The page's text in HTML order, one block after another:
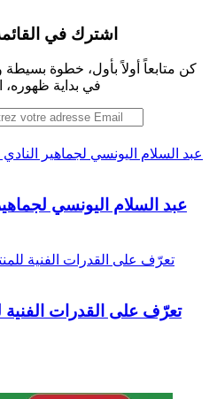
اشترك في
كن متابعاً أولاً بأول، خطوة
في بداية ظهوره،
عبد السلام اليونسي لجماهير
عبد السلام اليونسي
تعرّف على القدرات الفنية
تعرّف على القدرات الفنية